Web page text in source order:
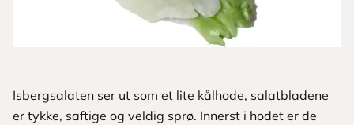
Isbergsalaten ser ut som et lite kålhode, salatbladene
er tykke, saftige og veldig sprø. Innerst i hodet er de